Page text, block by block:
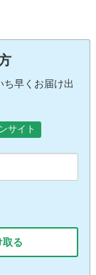
ち早くお届け出
サイト
る